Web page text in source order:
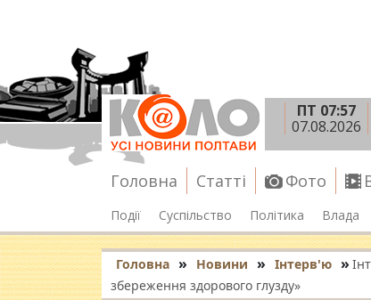
ПТ 07:57
07.08.2026
Головна Статті Фото
Події Суспільство Політика Влада
Головна » Новини » Інтерв'ю »
збереження здорового глузду»